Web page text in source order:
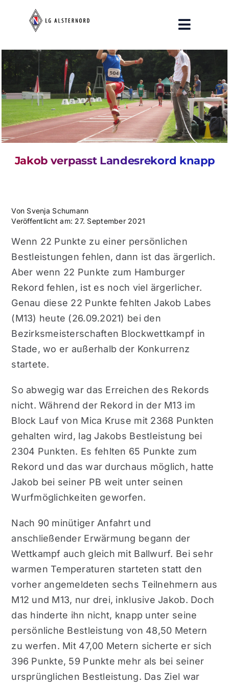
Toggle
Aktuelles
Training
Breitensport
Verein
Pressespiegel
Jakob verpasst Landesrekord knapp
Von Svenja Schumann
Veröffentlicht am: 27. September 2021
Wenn 22 Punkte zu einer persönlichen
Bestleistungen fehlen, dann ist das ärgerlich.
Aber wenn 22 Punkte zum Hamburger
Rekord fehlen, ist es noch viel ärgerlicher.
Genau diese 22 Punkte fehlten Jakob Labes
(M13) heute (26.09.2021) bei den
Bezirksmeisterschaften Blockwettkampf in
Stade, wo er außerhalb der Konkurrenz
startete.
So abwegig war das Erreichen des Rekords
nicht. Während der Rekord in der M13 im
Block Lauf von Mica Kruse mit 2368 Punkten
gehalten wird, lag Jakobs Bestleistung bei
2304 Punkten. Es fehlten 65 Punkte zum
Rekord und das war durchaus möglich, hatte
Jakob bei seiner PB weit unter seinen
Wurfmöglichkeiten geworfen.
Nach 90 minütiger Anfahrt und
anschließender Erwärmung begann der
Wettkampf auch gleich mit Ballwurf. Bei sehr
warmen Temperaturen starteten statt den
vorher angemeldeten sechs Teilnehmern aus
M12 und M13, nur drei, inklusive Jakob. Doch
das hinderte ihn nicht, knapp unter seine
persönliche Bestleistung von 48,50 Metern
zu werfen. Mit 47,00 Metern sicherte er sich
396 Punkte, 59 Punkte mehr als bei seiner
ursprünglichen Bestleistung. Das Ziel war